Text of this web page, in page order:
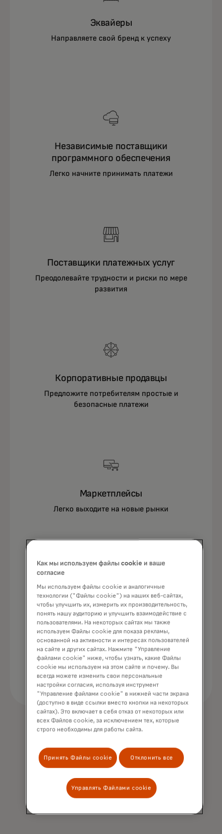
Эквайеры
Направляете свой бренд к успеху
Независимые поставщики
программного обеспечения
Легко начните принимать платежи
Поставщики платежных услуг
Преодолевайте трудности и риски по мере
развития
Корпоративные продавцы
Предложите потребителям простые и
безопасные платежи
Маркетплейсы
Легко выходите на новые рынки
Разработчики
Интеграция без проблем
Подробнее opens in a new tab
Как мы используем файлы cookie и ваше
согласие
Мы используем файлы cookie и аналогичные
технологии ("Файлы cookie") на наших веб-сайтах,
чтобы улучшить их, измерить их производительность,
понять нашу аудиторию и улучшить взаимодействие с
пользователями. На некоторых сайтах мы также
используем Файлы cookie для показа рекламы,
основанной на активности и интересах пользователей
на сайте и других сайтах. Нажмите "Управление
файлами cookie" ниже, чтобы узнать, какие Файлы
cookie мы используем на этом сайте и почему. Вы
всегда можете изменить свои персональные
настройки согласия, используя инструмент
"Управление файлами cookie" в нижней части экрана
(доступно в виде ссылки вместо кнопки на некоторых
сайтах). Это включает в себя отказ от некоторых или
всех Файлов cookie, за исключением тех, которые
строго необходимы для работы сайта.
Принять Файлы cookie Отклонить все
Управлять Файлами cookie